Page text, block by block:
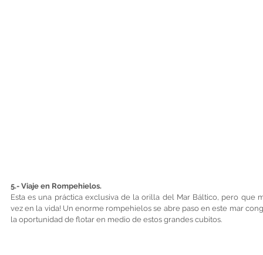
5.- Viaje en Rompehielos.
Esta es una práctica exclusiva de la orilla del Mar Báltico, pero que
vez en la vida! Un enorme rompehielos se abre paso en este mar
la oportunidad de flotar en medio de estos grandes cubitos.